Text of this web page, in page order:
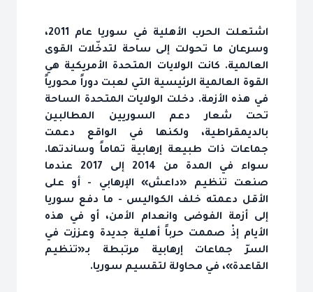
اشتعلت الحرب الأهلية في سوريا عام 2011،
وسرعان ما تحولت إلى ساحة لتدخّلات القوى
العالمية. كانت الولايات المتحدة الأمريكية هي
القوة العالمية الرئيسية التي لعبت دوراً محورياً
في هذه الأزمة. دخلت الولايات المتحدة الساحة
تحت شعار دعم السوريين المطالبين
بالديمقراطية، ولكنها في الواقع دعمت
جماعات ذات طبيعة إرهابية تماماً وساندتها.
سواء في المدة من 2014 إلى 2017 عندما
صنعت تنظيم «داعش» الإرهابي - أو على
الأقل دعمته خلف الكواليس - ما دفع سوريا
إلى أزمة الفوضى وانعدام الأمن، أو في هذه
الأيام إذْ صممت حرباً أهلية جديدة وعززت في
السرّ جماعات إرهابية مرتبطة بـ«تنظيم
القاعدة»، في محاولة لتقسيم سوريا.